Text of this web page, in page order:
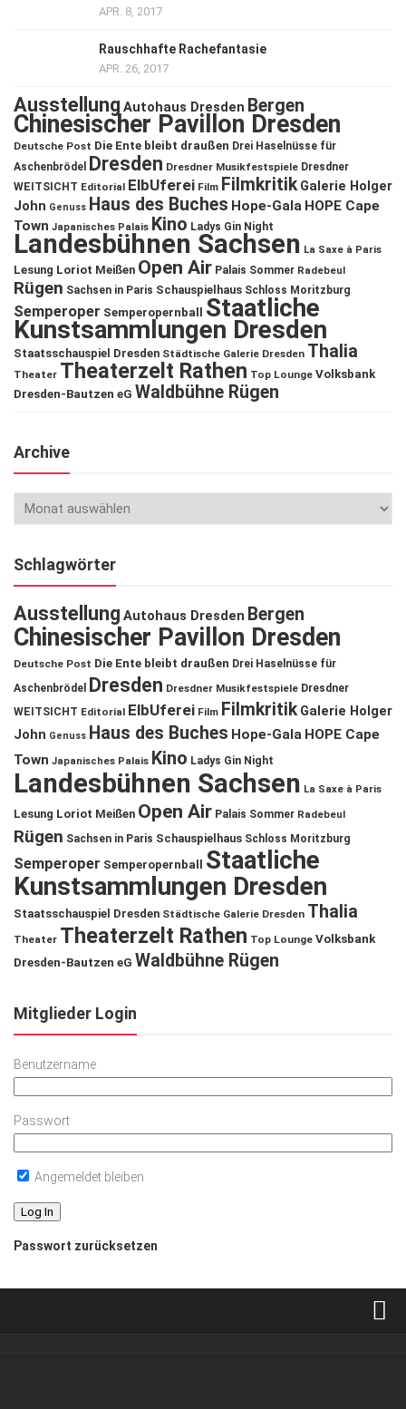
APR. 8, 2017
Rauschhafte Rachefantasie
APR. 26, 2017
Ausstellung Autohaus Dresden Bergen
Chinesischer Pavillon Dresden
Deutsche Post Die Ente bleibt draußen Drei Haselnüsse für
Aschenbrödel
Dresden Dresdner Musikfestspiele Dresdner
WEITSICHT Editorial ElbUferei Film Filmkritik Galerie Holger
John Genuss Haus des Buches Hope-Gala HOPE Cape
Town Japanisches Palais Kino Ladys Gin Night
Landesbühnen Sachsen La Saxe à Paris
Lesung Loriot Meißen Open Air Palais Sommer Radebeul
Rügen Sachsen in Paris Schauspielhaus Schloss Moritzburg
Semperoper Semperopernball Staatliche
Kunstsammlungen Dresden
Staatsschauspiel Dresden Städtische Galerie Dresden Thalia
Theater Theaterzelt Rathen Top Lounge Volksbank
Dresden-Bautzen eG Waldbühne Rügen
Archive
Schlagwörter
Ausstellung Autohaus Dresden Bergen
Chinesischer Pavillon Dresden
Deutsche Post Die Ente bleibt draußen Drei Haselnüsse für
Aschenbrödel
Dresden Dresdner Musikfestspiele Dresdner
WEITSICHT Editorial ElbUferei Film Filmkritik Galerie Holger
John Genuss Haus des Buches Hope-Gala HOPE Cape
Town Japanisches Palais Kino Ladys Gin Night
Landesbühnen Sachsen La Saxe à Paris
Lesung Loriot Meißen Open Air Palais Sommer Radebeul
Rügen Sachsen in Paris Schauspielhaus Schloss Moritzburg
Semperoper Semperopernball
Staatliche
Kunstsammlungen Dresden
Staatsschauspiel Dresden Städtische Galerie Dresden Thalia
Theater Theaterzelt Rathen Top Lounge Volksbank
Dresden-Bautzen eG Waldbühne Rügen
Mitglieder Login
Benutzername
Passwort
Angemeldet bleiben
Passwort zurücksetzen